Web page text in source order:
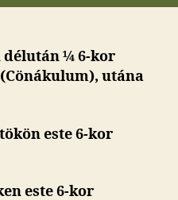
délután ¼ 6-kor
utána
este 6-kor
este 6-kor